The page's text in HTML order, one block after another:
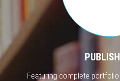
Featuring complete